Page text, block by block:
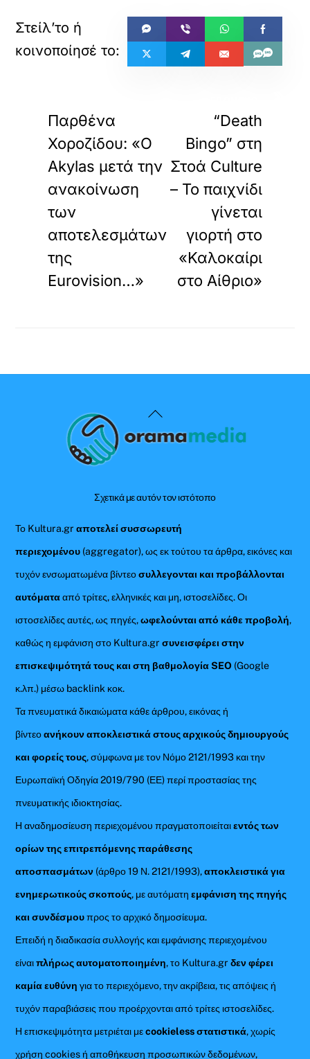
Παρθένα
Χοροζίδου: «O
Akylas μετά την
ανακοίνωση
των
αποτελεσμάτων
της
Eurovision…»
“Death
Bingo” στη
Στοά Culture
– Το παιχνίδι
γίνεται
γιορτή στο
«Καλοκαίρι
στο Αίθριο»
Back
To
Σχετικά με αυτόν τον ιστότοπο
Το Kultura.grαποτελεί συσσωρευτή
περιεχομένου (aggregator), ως εκ τούτου τα άρθρα, εικόνες και
τυχόν ενσωματωμένα βίντεοσυλλεγονται και προβάλλονται
αυτόματααπό τρίτες, ελληνικές και μη, ιστοσελίδες. Οι
ιστοσελίδες αυτές, ως πηγές,ωφελούνται από κάθε προβολή,
καθώς η εμφάνιση στο Kultura.gr συνεισφέρει στην
επισκεψιμότητά τους και στη βαθμολογία SEO (Google
κ.λπ.) μέσω backlink κοκ.
Τα πνευματικά δικαιώματα κάθε άρθρου, εικόνας ή
βίντεοανήκουν αποκλειστικά στους αρχικούς δημιουργούς
και φορείς τους, σύμφωνα με τον Νόμο 2121/1993 και την
Ευρωπαϊκή Οδηγία 2019/790 (ΕΕ) περί προστασίας της
πνευματικής ιδιοκτησίας.
Η αναδημοσίευση περιεχομένου πραγματοποιείταιεντός των
ορίων της επιτρεπόμενης παράθεσης
αποσπασμάτων (άρθρο 19 Ν. 2121/1993),αποκλειστικά για
ενημερωτικούς σκοπούς, με αυτόματηεμφάνιση της πηγής
και συνδέσμουπρος το αρχικό δημοσίευμα.
Επειδή η διαδικασία συλλογής και εμφάνισης περιεχομένου
είναιπλήρως αυτοματοποιημένη, το Kultura.grδεν φέρει
καμία ευθύνη για το περιεχόμενο, την ακρίβεια, τις απόψεις ή
τυχόν παραβιάσεις που προέρχονται από τρίτες ιστοσελίδες.
Η επισκεψιμότητα μετριέται μεcookieless στατιστικά, χωρίς
χρήση cookies ή αποθήκευση προσωπικών δεδομένων,